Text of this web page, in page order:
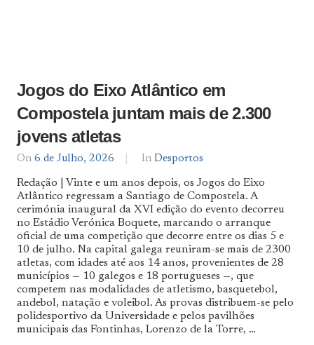
Jogos do Eixo Atlântico em
Compostela juntam mais de 2.300
jovens atletas
On 6 de Julho, 2026
By
De
Norte
a
Sul
In Desportos
Redação | Vinte e um anos depois, os Jogos do Eixo
Atlântico regressam a Santiago de Compostela. A
cerimónia inaugural da XVI edição do evento decorreu
no Estádio Verónica Boquete, marcando o arranque
oficial de uma competição que decorre entre os dias 5 e
10 de julho. Na capital galega reuniram-se mais de 2300
atletas, com idades até aos 14 anos, provenientes de 28
municípios — 10 galegos e 18 portugueses —, que
competem nas modalidades de atletismo, basquetebol,
andebol, natação e voleibol. As provas distribuem-se pelo
polidesportivo da Universidade e pelos pavilhões
municipais das Fontinhas, Lorenzo de la Torre, …